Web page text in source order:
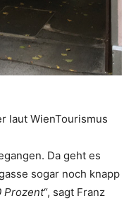
laut WienTourismus
Da geht es
sogar noch knapp
Prozent“, sagt Franz